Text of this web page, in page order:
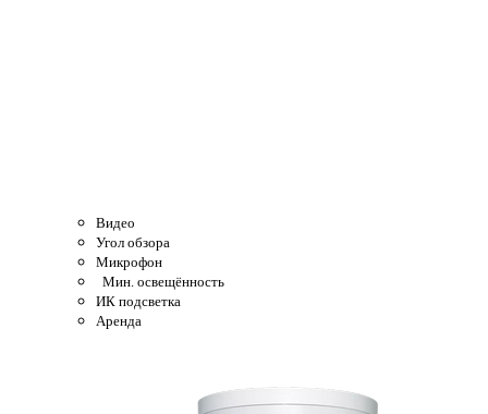
Видео
Угол обзора
Микрофон
Мин. освещённость
ИК подсветка
Аренда